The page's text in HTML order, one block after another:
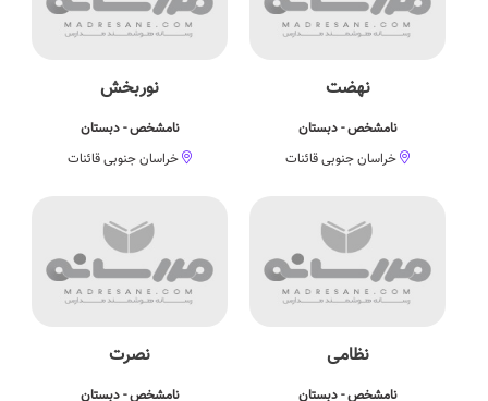
نهضت
نامشخص - دبستان
خراسان جنوبی قائنات
نوربخش
نامشخص - دبستان
خراسان جنوبی قائنات
نظامی
نامشخص - دبستان
نصرت
نامشخص - دبستان